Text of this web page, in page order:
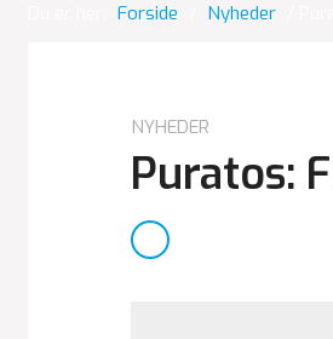
Forside Nyheder
NYHEDER
Puratos: